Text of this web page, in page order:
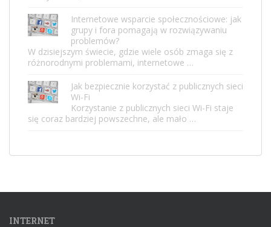
Internetowe wsparcie społecznościowe: jak
grupy i fora pomagają w rozwiązywaniu
problemów?
W dzisiejszym świecie, gdzie wiele osób zmaga się z
różnorodnymi problemami, internetowe …
Jak bezpiecznie korzystać z publicznych sieci
Wi-Fi
Korzystanie z publicznych sieci Wi-Fi staje
się coraz bardziej powszechne, ale mało …
INTERNET